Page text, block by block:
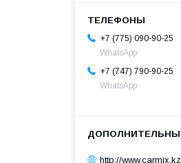
+7 (775) 090-90-25
WhatsApp
+7 (747) 790-90-25
WhatsApp
http://www.carmix.kz